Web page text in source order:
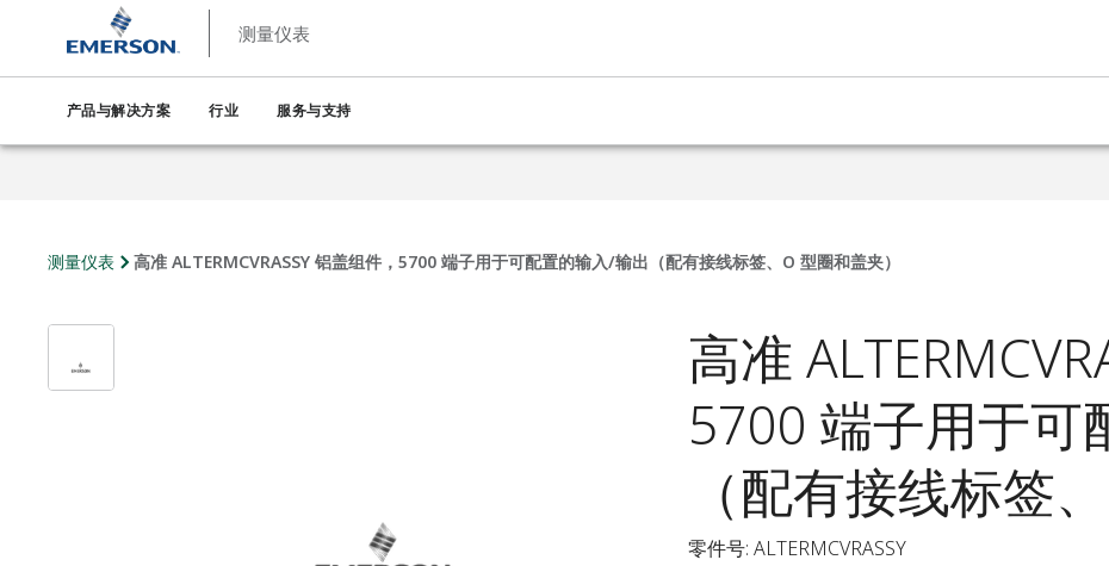
测量仪表
产品与解决方案 行业 服务与支持
测量仪表 高准 ALTERMCVRASSY 铝盖组件，5700 端子用于可配置的输入/输出（配有接线标签、O 型圈和盖夹）
高准
5700 端子用于可
（配有接线标签
零件号: ALTERMCVRASSY